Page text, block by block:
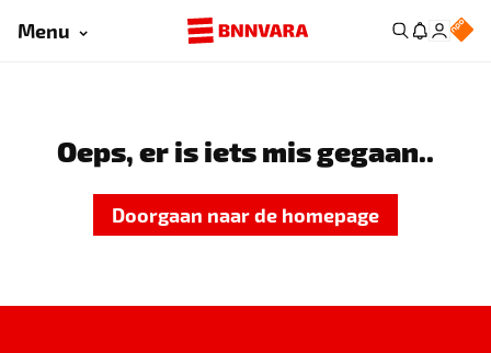
Menu
Oeps, er is iets mis gegaan..
Doorgaan naar de homepage